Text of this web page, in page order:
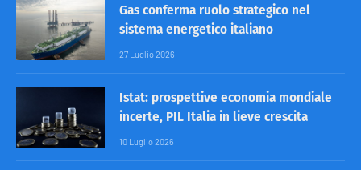
Gas conferma ruolo strategico nel
sistema energetico italiano
27 Luglio 2026
Istat: prospettive economia mondiale
incerte, PIL Italia in lieve crescita
10 Luglio 2026